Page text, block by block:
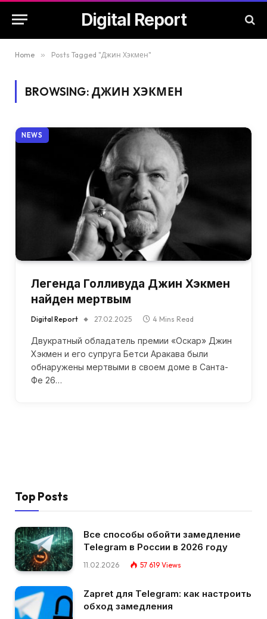
Digital Report
Home » Posts Tagged "Джин Хэкмен"
BROWSING: ДЖИН ХЭКМЕН
NEWS
Легенда Голливуда Джин Хэкмен
найден мертвым
Digital Report 27.02.2025 4 Mins Read
Двукратный обладатель премии «Оскар» Джин
Хэкмен и его супруга Бетси Аракава были
обнаружены мертвыми в своем доме в Санта-
Фе 26…
Top Posts
Все способы обойти замедление
Telegram в России в 2026 году
11.02.2026 57 619 Views
Zapret для Telegram: как настроить
обход замедления